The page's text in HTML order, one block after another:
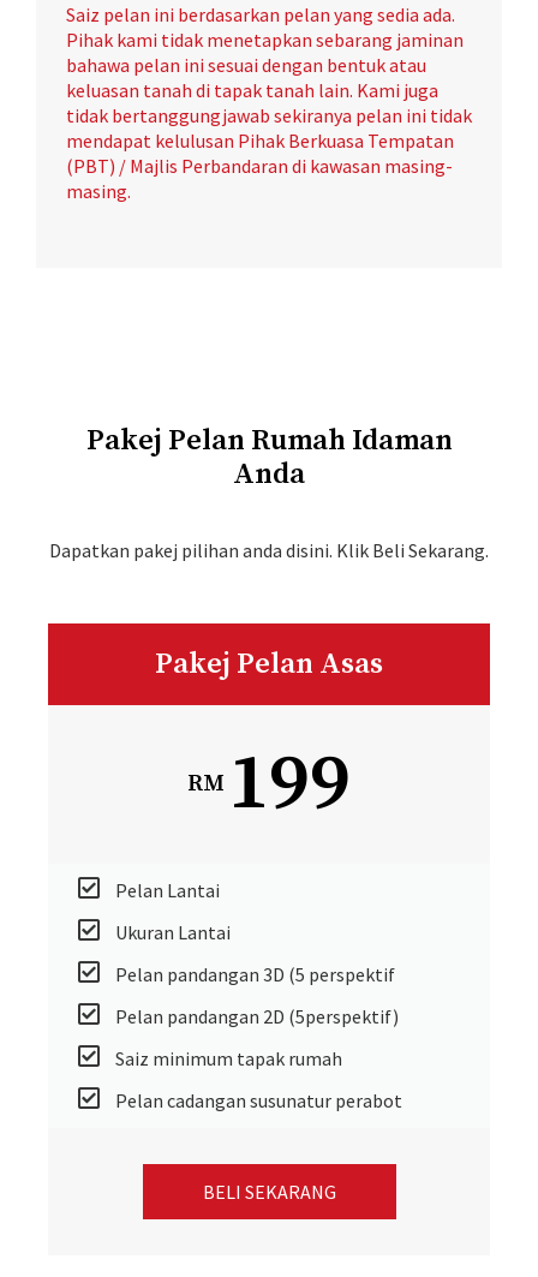
Saiz pelan ini berdasarkan pelan yang sedia ada.
Pihak kami tidak menetapkan sebarang jaminan
bahawa pelan ini sesuai dengan bentuk atau
keluasan tanah di tapak tanah lain. Kami juga
tidak bertanggungjawab sekiranya pelan ini tidak
mendapat kelulusan Pihak Berkuasa Tempatan
(PBT) / Majlis Perbandaran di kawasan masing-
masing.
Pakej Pelan Rumah Idaman
Anda
Dapatkan pakej pilihan anda disini. Klik Beli Sekarang.
Pakej Pelan Asas
RM 199
Pelan Lantai
Ukuran Lantai
Pelan pandangan 3D (5 perspektif
Pelan pandangan 2D (5perspektif)
Saiz minimum tapak rumah
Pelan cadangan susunatur perabot
BELI SEKARANG